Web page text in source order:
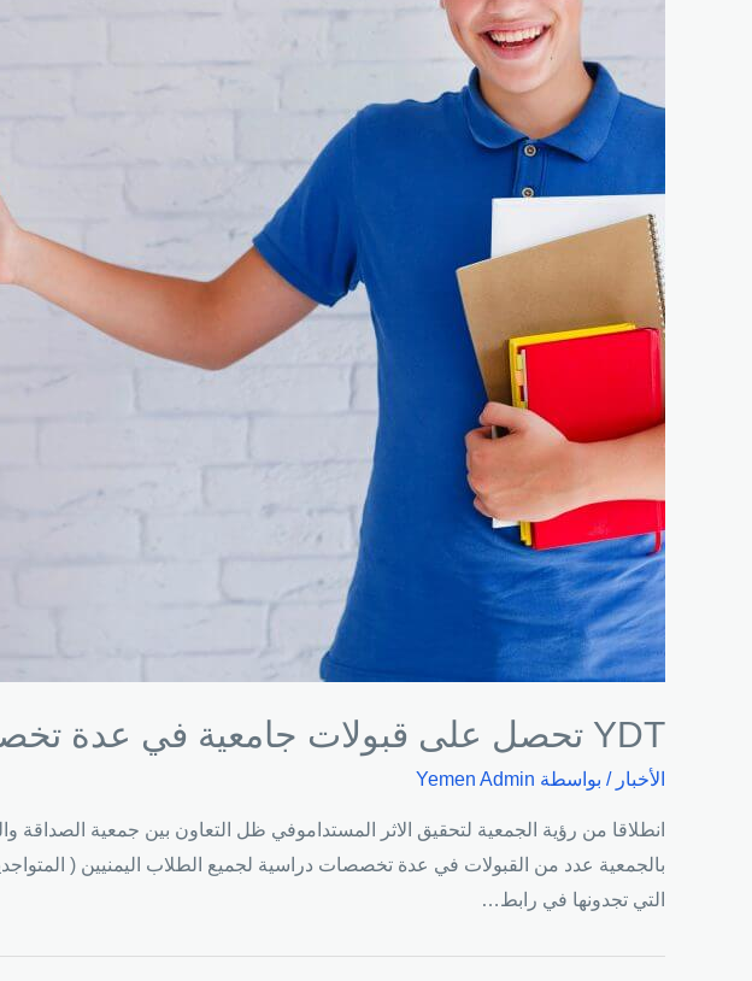
YDT تحصل على قبولات جامعية في عدة تخصصات بجامعة سكاريا للعام الدراسي 2021 – 2020
الأخبار / بواسطة Yemen Admin
بالجمعية عدد من القبولات في عدة تخصصات دراسية لجميع الطلاب اليمنيين (
التي تجدونها في رابط…